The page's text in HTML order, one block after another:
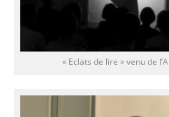
« Eclats de lire » venu de